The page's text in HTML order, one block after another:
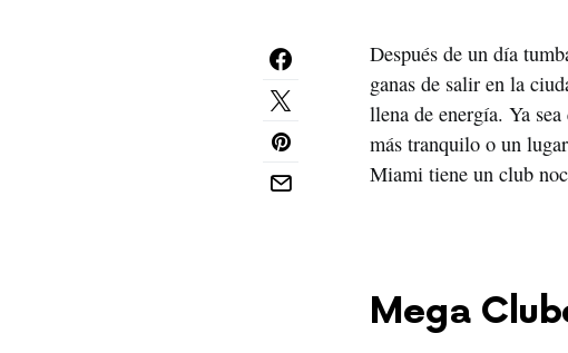
Después de un día
ganas de salir en la
llena de energía. Ya
más tranquilo o un
Miami tiene un club
Mega